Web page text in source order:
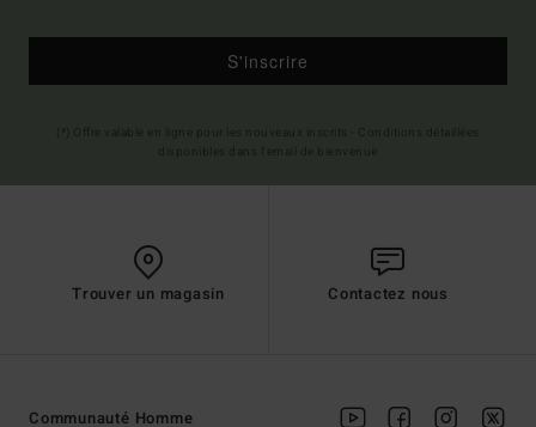
S'inscrire
Trouver un magasin Contactez nous
Communauté Homme